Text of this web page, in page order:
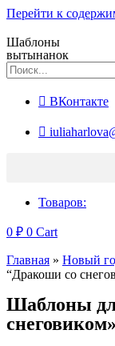
Перейти к
Шаблоны
вытынанок
ВКонтакте
Товаров:
0 ₽ 0 Cart
Главная » Новый
“Дракоши со
Шаблоны
снеговиком»